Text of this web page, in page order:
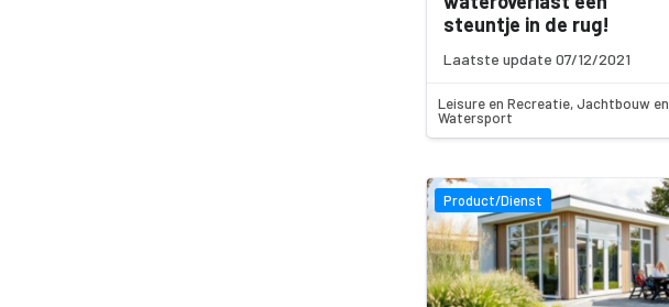
steuntje in de rug!
Laatste update 07/12/2021
Leisure en Recreatie, Jachtbouw en
Watersport
Product/Dienst